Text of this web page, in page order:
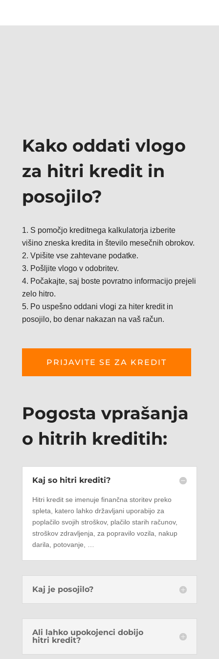
Kako oddati vlogo
za hitri kredit in
posojilo?
S pomočjo kreditnega kalkulatorja izberite
višino zneska kredita in število mesečnih obrokov.
Vpišite vse zahtevane podatke.
Pošljite vlogo v odobritev.
Počakajte, saj boste povratno informacijo prejeli
zelo hitro.
Po uspešno oddani vlogi za hiter kredit in
posojilo, bo denar nakazan na vaš račun.
PRIJAVITE SE ZA KREDIT
Pogosta vprašanja
o hitrih kreditih:
Kaj so hitri krediti?
Hitri kredit se imenuje finančna storitev preko
spleta, katero lahko državljani uporabijo za
poplačilo svojih stroškov, plačilo starih računov,
stroškov zdravljenja, za popravilo vozila, nakup
darila, potovanje, …
Kaj je posojilo?
Ali lahko upokojenci dobijo
hitri kredit?